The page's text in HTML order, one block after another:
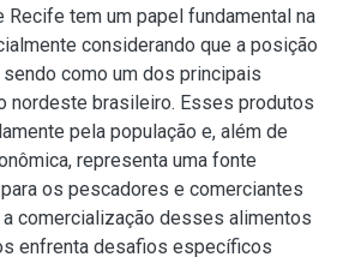
tem um papel fundamental na
considerando que a posição
como um dos principais
nordeste brasileiro. Esses produtos
pela população e, além de
representa uma fonte
os pescadores e comerciantes
a comercialização desses alimentos
enfrenta desafios específicos